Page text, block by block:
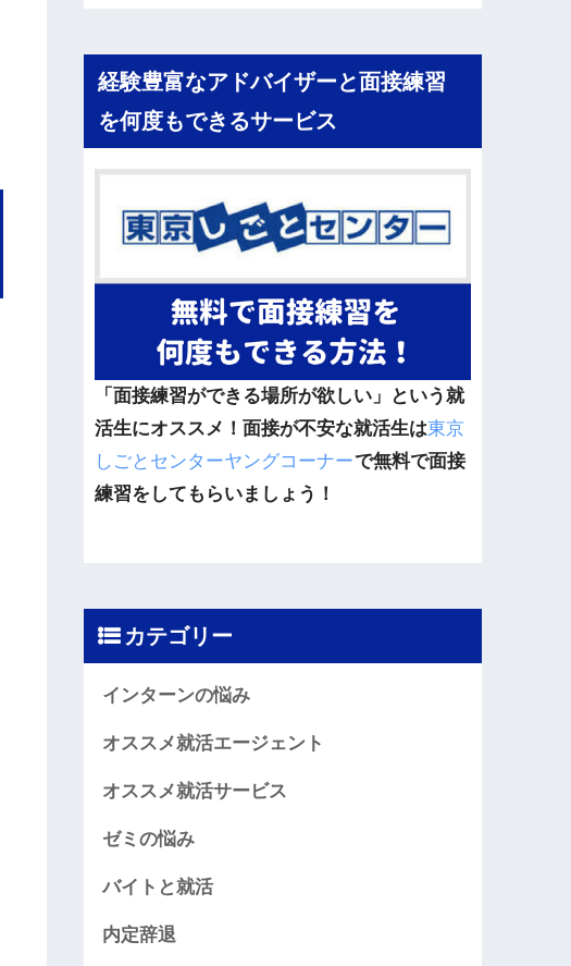
経験豊富なアドバイザーと面接練習
を何度もできるサービス
「面接練習ができる場所が欲しい」という就
活生にオススメ！面接が不安な就活生は東京
しごとセンターヤングコーナーで無料で面接
練習をしてもらいましょう！
カテゴリー
インターンの悩み
オススメ就活エージェント
オススメ就活サービス
ゼミの悩み
バイトと就活
内定辞退